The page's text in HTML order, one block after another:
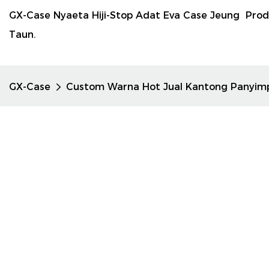
GX-Case Nyaeta Hiji-Stop Adat Eva Case Jeung
Taun.
GX-Case Custom Warna Hot Jual Kantong